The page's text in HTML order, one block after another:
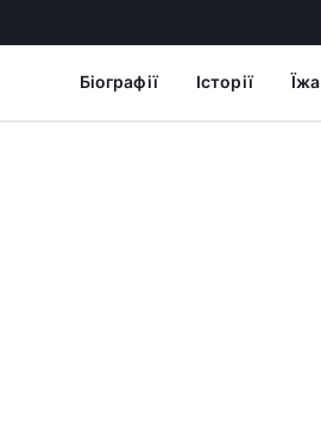
Біографії Історії Їжа